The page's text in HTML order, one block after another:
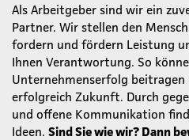
Als Arbeitgeber sind wir ein
Partner. Wir stellen den
fordern und fördern Leistung
Ihnen Verantwortung. So
Unternehmenserfolg
erfolgreich Zukunft. Durch
und offene Kommunikation
Ideen. Sind Sie wie wir? Dann